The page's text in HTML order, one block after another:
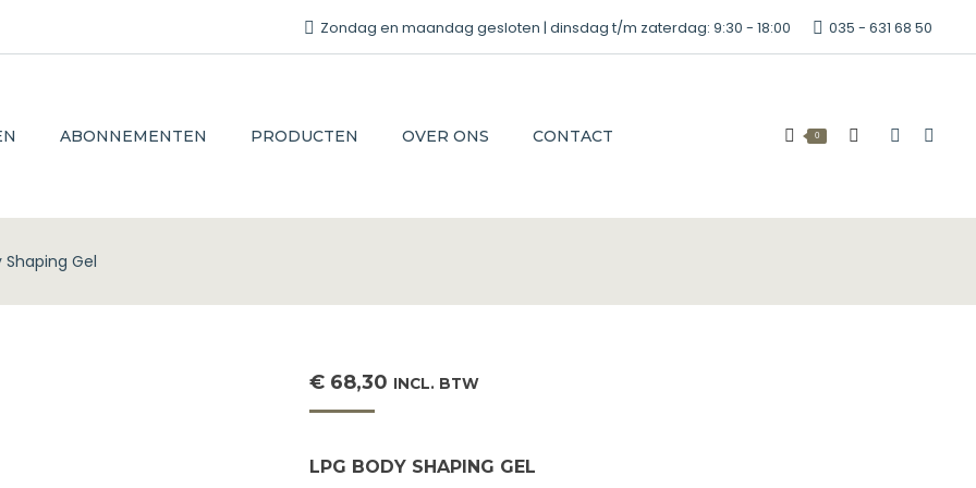
Zondag en maandag gesloten | dinsdag t/m zaterdag: 9:30 - 18:00 035 - 631 68 50
ABONNEMENTEN PRODUCTEN OVER ONS CONTACT 0 Zoeken:
Shaping Gel
€ 68,30 INCL. BTW
LPG BODY SHAPING GEL